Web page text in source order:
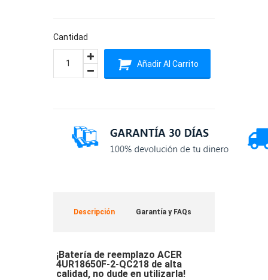
Cantidad
Añadir Al Carrito
Descripción Garantía y FAQs
¡Batería de reemplazo ACER
4UR18650F-2-QC218 de alta
calidad, no dude en utilizarla!